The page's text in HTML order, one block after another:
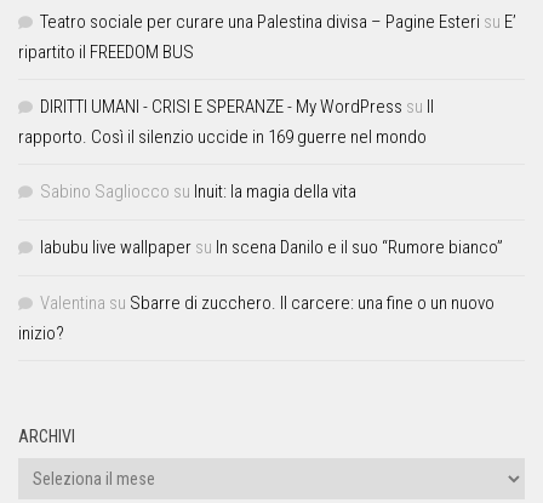
Teatro sociale per curare una Palestina divisa – Pagine Esteri su E’
ripartito il FREEDOM BUS
DIRITTI UMANI - CRISI E SPERANZE - My WordPress su Il
rapporto. Così il silenzio uccide in 169 guerre nel mondo
Sabino Sagliocco su Inuit: la magia della vita
labubu live wallpaper su In scena Danilo e il suo “Rumore bianco”
Valentina su Sbarre di zucchero. Il carcere: una fine o un nuovo
inizio?
ARCHIVI